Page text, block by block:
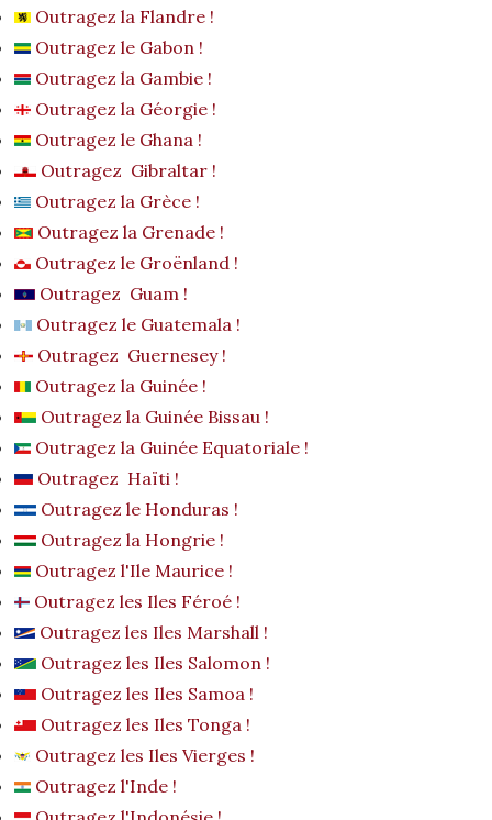
Outragez la Flandre !
Outragez le Gabon !
Outragez la Gambie !
Outragez la Géorgie !
Outragez le Ghana !
Outragez Gibraltar !
Outragez la Grèce !
Outragez la Grenade !
Outragez le Groënland !
Outragez Guam !
Outragez le Guatemala !
Outragez Guernesey !
Outragez la Guinée !
Outragez la Guinée Bissau !
Outragez la Guinée Equatoriale !
Outragez Haïti !
Outragez le Honduras !
Outragez la Hongrie !
Outragez l'Ile Maurice !
Outragez les Iles Féroé !
Outragez les Iles Marshall !
Outragez les Iles Salomon !
Outragez les Iles Samoa !
Outragez les Iles Tonga !
Outragez les Iles Vierges !
Outragez l'Inde !